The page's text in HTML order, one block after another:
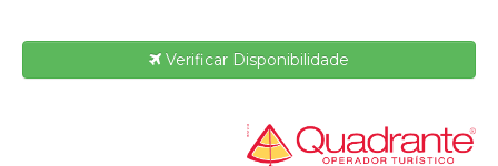
Verificar Disponibilidade